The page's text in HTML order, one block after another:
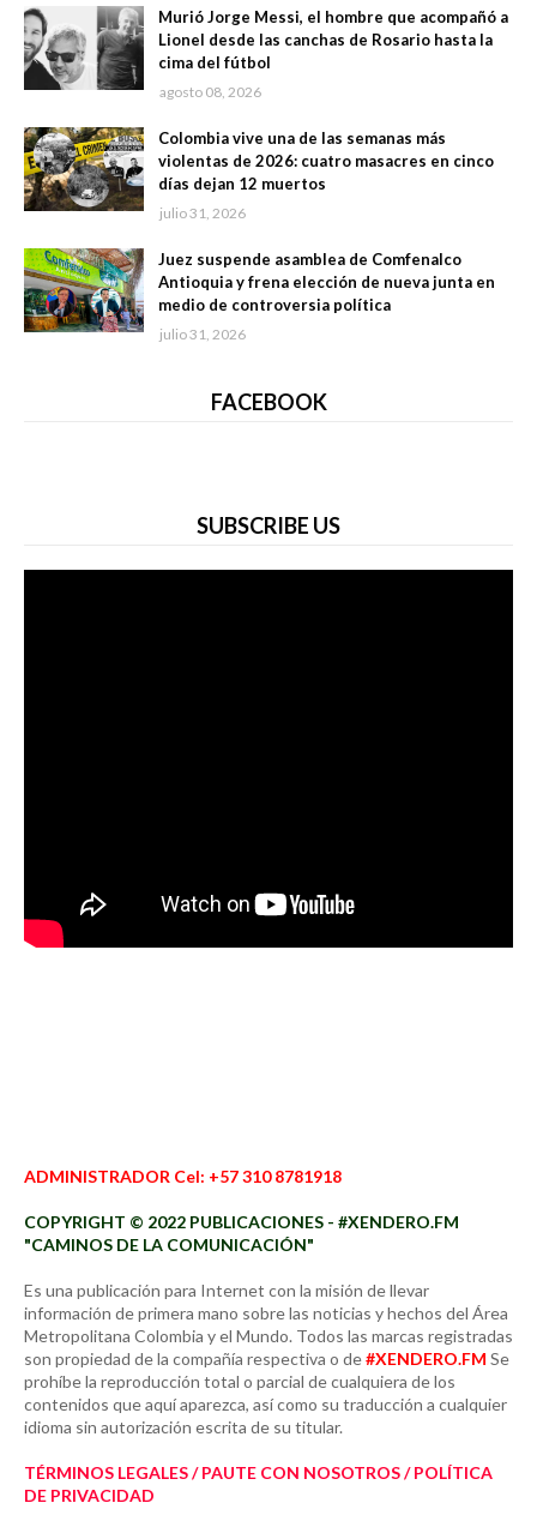
Murió Jorge Messi, el hombre que acompañó a
Lionel desde las canchas de Rosario hasta la
cima del fútbol
agosto 08, 2026
Colombia vive una de las semanas más
violentas de 2026: cuatro masacres en cinco
días dejan 12 muertos
julio 31, 2026
Juez suspende asamblea de Comfenalco
Antioquia y frena elección de nueva junta en
medio de controversia política
julio 31, 2026
FACEBOOK
SUBSCRIBE US
ADMINISTRADOR Cel: +57 310 8781918
COPYRIGHT © 2022 PUBLICACIONES - #XENDERO.FM
"CAMINOS DE LA COMUNICACIÓN"
Es una publicación para Internet con la misión de llevar
información de primera mano sobre las noticias y hechos del Área
Metropolitana Colombia y el Mundo. Todos las marcas registradas
son propiedad de la compañía respectiva o de#XENDERO.FM Se
prohíbe la reproducción total o parcial de cualquiera de los
contenidos que aquí aparezca, así como su traducción a cualquier
idioma sin autorización escrita de su titular.
TÉRMINOS LEGALES / PAUTE CON NOSOTROS / POLÍTICA
DE PRIVACIDAD